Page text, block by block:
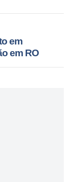
em
em RO